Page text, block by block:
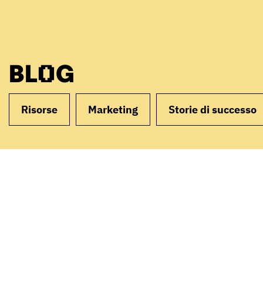
BLOG
Risorse Marketing Storie di successo